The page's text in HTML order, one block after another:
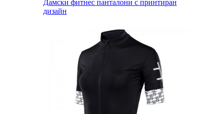
Дамски фитнес панталони с принтиран
дизайн